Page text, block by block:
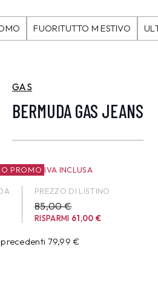
FUORITUTTO M ESTIVO
GAS
BERMUDA GAS JEANS
PROMO IVA INCLUSA
PREZZO DI LISTINO
85,00 €
RISPARMI 61,00€
79,99€